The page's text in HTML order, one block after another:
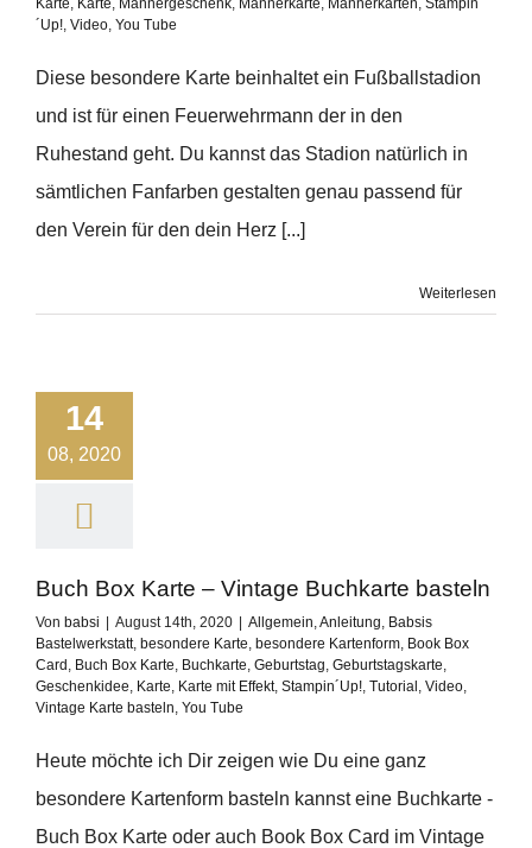
Karte, Karte, Männergeschenk, Männerkarte, Männerkarten, Stampin
´Up!, Video, You Tube
Diese besondere Karte beinhaltet ein Fußballstadion
und ist für einen Feuerwehrmann der in den
Ruhestand geht. Du kannst das Stadion natürlich in
sämtlichen Fanfarben gestalten genau passend für
den Verein für den dein Herz [...]
Weiterlesen
14
08, 2020
Buch Box Karte – Vintage Buchkarte basteln
Von babsi August 14th, 2020 Allgemein,Anleitung, Babsis
Bastelwerkstatt, besondere Karte, besondere Kartenform, Book Box
Card , Buch Box Karte, Buchkarte, Geburtstag, Geburtstagskarte,
Geschenkidee, Karte, Karte mit Effekt, Stampin´Up!, Tutorial , Video,
Vintage Karte basteln, You Tube
Heute möchte ich Dir zeigen wie Du eine ganz
besondere Kartenform basteln kannst eine Buchkarte -
Buch Box Karte oder auch Book Box Card im Vintage